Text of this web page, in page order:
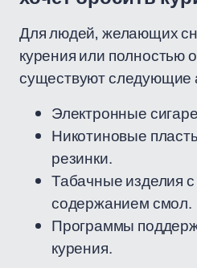
Для людей, желающих
курения или полностью
существуют следующие
Электронные
Никотиновые
резинки.
Табачные изделия
содержанием смол.
Программы
курения.